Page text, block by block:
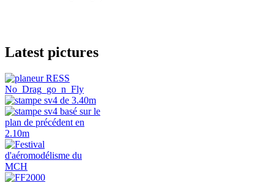
Latest pictures